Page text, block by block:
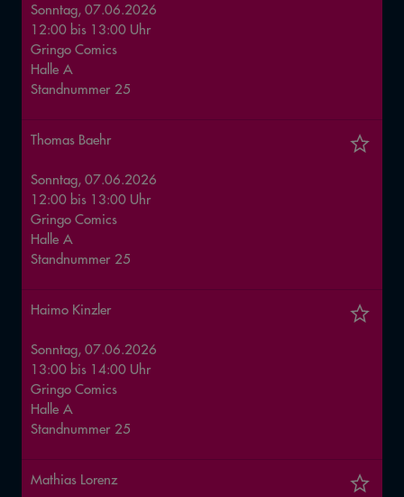
Sonntag, 07.06.2026
12:00 bis 13:00 Uhr
Gringo Comics
Halle A
Standnummer 25
Thomas Baehr
Sonntag, 07.06.2026
12:00 bis 13:00 Uhr
Gringo Comics
Halle A
Standnummer 25
Haimo Kinzler
Sonntag, 07.06.2026
13:00 bis 14:00 Uhr
Gringo Comics
Halle A
Standnummer 25
Mathias Lorenz